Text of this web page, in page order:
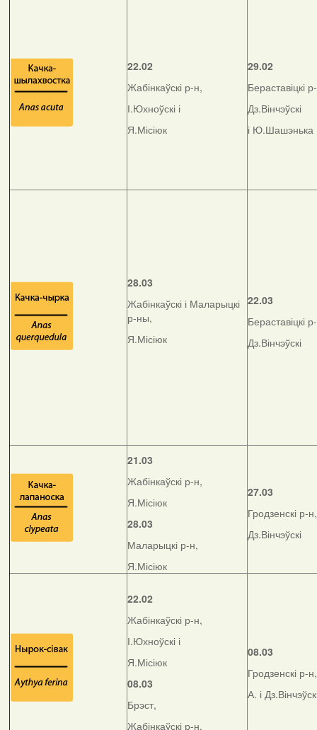
22.02
Жабінкаўскі р-н,
І.Юхноўскі і
Я.Місіюк
29.02
Бераставіцкі
Дз.Вінчэўскі
і Ю.Шашэнька
28.03
Жабінкаўскі і Маларыцкі
р-ны,
Я.Місіюк
22.03
Бераставіцкі
Дз.Вінчэўскі
21.03
Жабінкаўскі р-н,
Я.Місіюк
28.03
Маларыцкі р-н,
Я.Місіюк
27.03
Гродзенскі р-н,
Дз.Вінчэўскі
22.02
Жабінкаўскі р-н,
І.Юхноўскі і
Я.Місіюк
08.03
Брэст,
Жабінкаўскі р-н,
08.03
Гродзенскі р-н,
А. і